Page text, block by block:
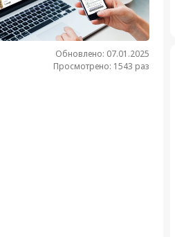
Обновлено: 07.01.2025
Просмотрено: 1543 раз